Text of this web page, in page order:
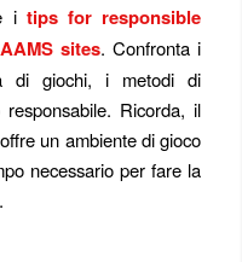
i tips for responsible
sites. Confronta i
di giochi, i metodi di
Ricorda, il
un ambiente di gioco
necessario per fare la